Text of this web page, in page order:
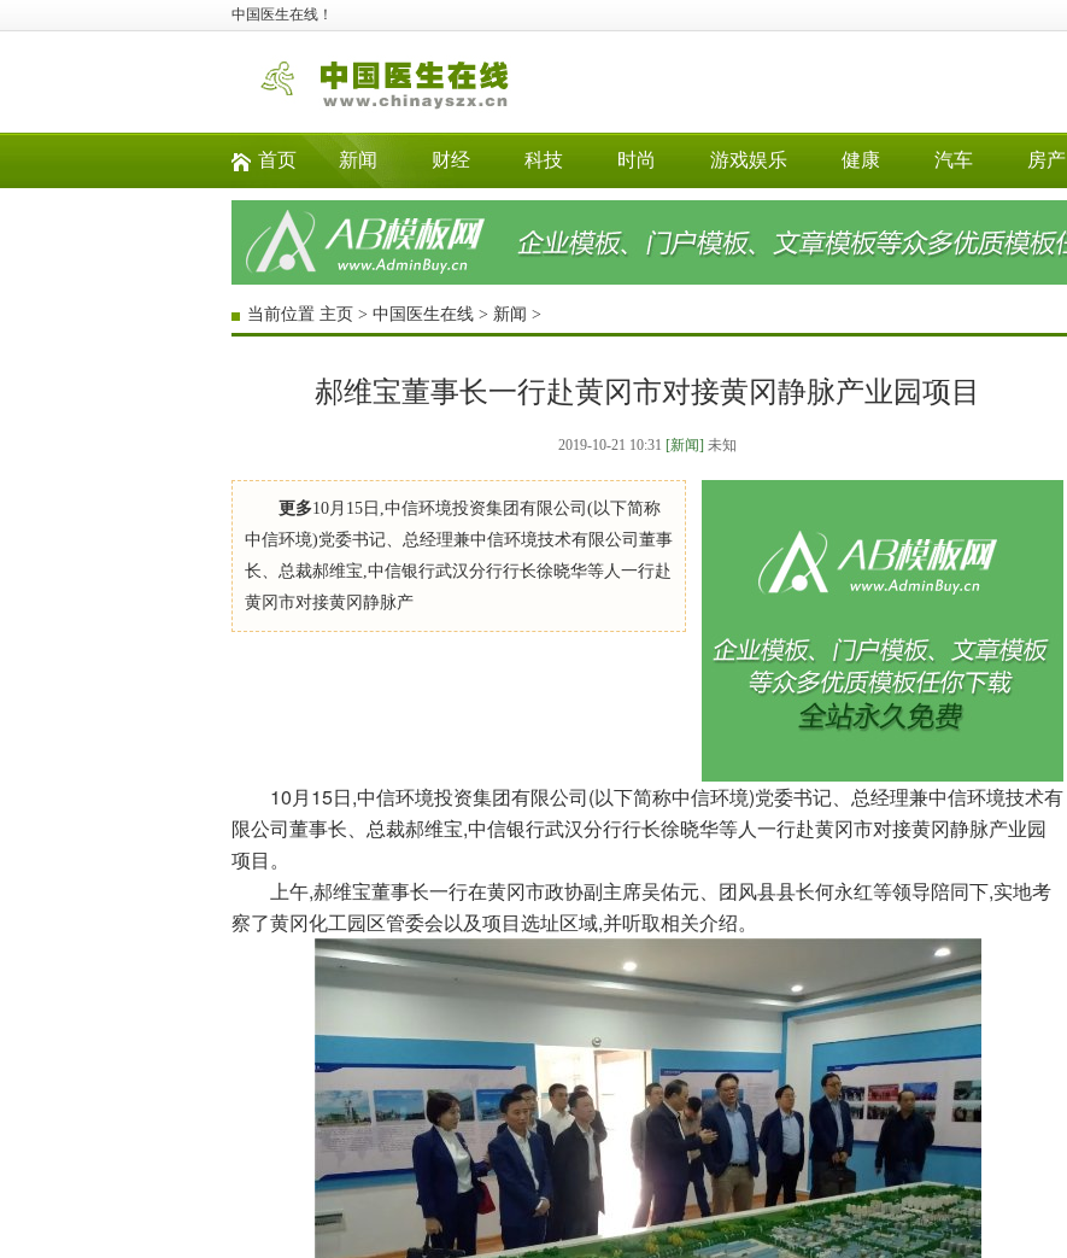
中国医生在线！
首页 新闻 财经 科技 时尚 游戏娱乐 健康 汽车 房产
当前位置 主页 > 中国医生在线 > 新闻 >
郝维宝董事长一行赴黄冈市对接黄冈静脉产业园项目
2019-10-21 10:31 [新闻] 未知
更多10月15日,中信环境投资集团有限公司(以下简称
中信环境)党委书记、总经理兼中信环境技术有限公司董事
长、总裁郝维宝,中信银行武汉分行行长徐晓华等人一行赴
黄冈市对接黄冈静脉产
10月15日,中信环境投资集团有限公司(以下简称中信环境)党委书记、总经理兼中信环境技术有
限公司董事长、总裁郝维宝,中信银行武汉分行行长徐晓华等人一行赴黄冈市对接黄冈静脉产业园
项目。
上午,郝维宝董事长一行在黄冈市政协副主席吴佑元、团风县县长何永红等领导陪同下,实地考
察了黄冈化工园区管委会以及项目选址区域,并听取相关介绍。